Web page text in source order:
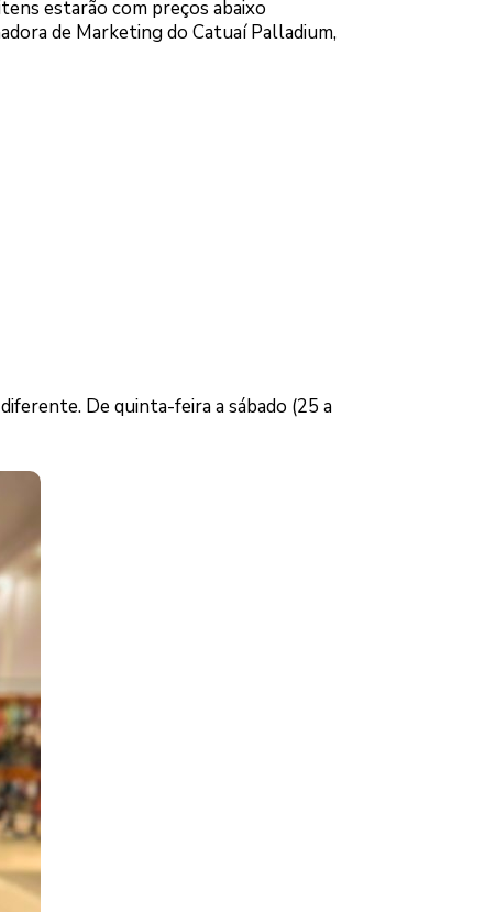
estarão com preços abaixo
de Marketing do Catuaí Palladium,
De quinta-feira a sábado (25 a